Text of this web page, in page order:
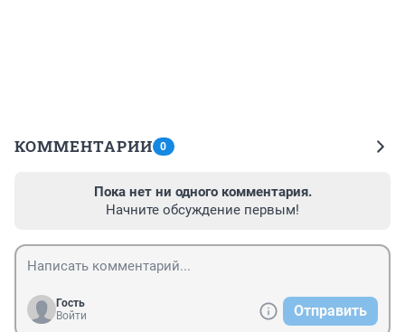
КОММЕНТАРИИ 0
Пока нет ни одного комментария.
Начните обсуждение первым!
Гость
Войти
Отправить